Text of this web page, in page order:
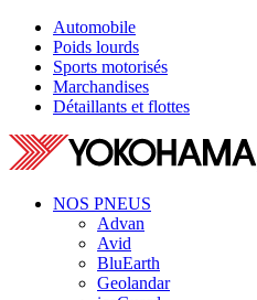
Automobile
Poids lourds
Sports motorisés
Marchandises
Détaillants et flottes
NOS PNEUS
Advan
Avid
BluEarth
Geolandar